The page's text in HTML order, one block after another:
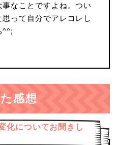
なことですよね。つい
って自分でアレコレし
^^;
感想
化についてお聞きし